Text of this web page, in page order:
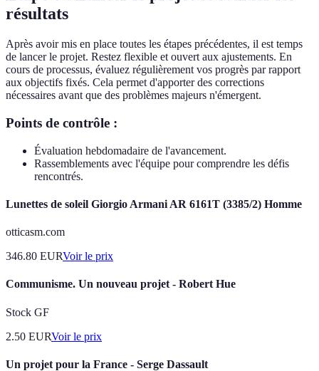
résultats
Après avoir mis en place toutes les étapes précédentes, il est temps
de lancer le projet. Restez flexible et ouvert aux ajustements. En
cours de processus, évaluez régulièrement vos progrès par rapport
aux objectifs fixés. Cela permet d'apporter des corrections
nécessaires avant que des problèmes majeurs n'émergent.
Points de contrôle :
Évaluation hebdomadaire de l'avancement.
Rassemblements avec l'équipe pour comprendre les défis
rencontrés.
Lunettes de soleil Giorgio Armani AR 6161T (3385/2) Homme
otticasm.com
346.80 EURVoir le prix
Communisme. Un nouveau projet - Robert Hue
Stock GF
2.50 EURVoir le prix
Un projet pour la France - Serge Dassault